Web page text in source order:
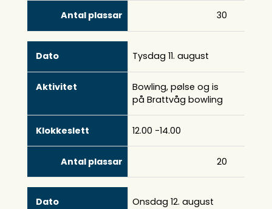
30
Tysdag 11. august
Bowling, pølse og is
på Brattvåg bowling
12.00 -14.00
20
Onsdag 12. august